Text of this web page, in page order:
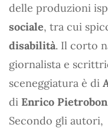
delle produzioni
sociale, tra cui
disabilità. Il corto
giornalista e
sceneggiatura è di
di Enrico Pietrobon
Secondo gli autori,